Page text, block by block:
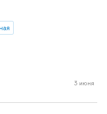
3 июня